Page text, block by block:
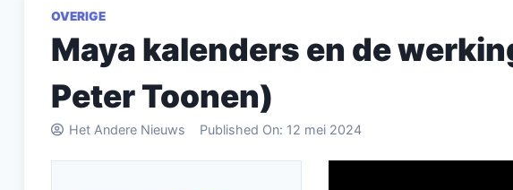
OVERIGE
Maya kalenders en de
Peter Toonen)
Het Andere Nieuws Published On: 12 mei 2024